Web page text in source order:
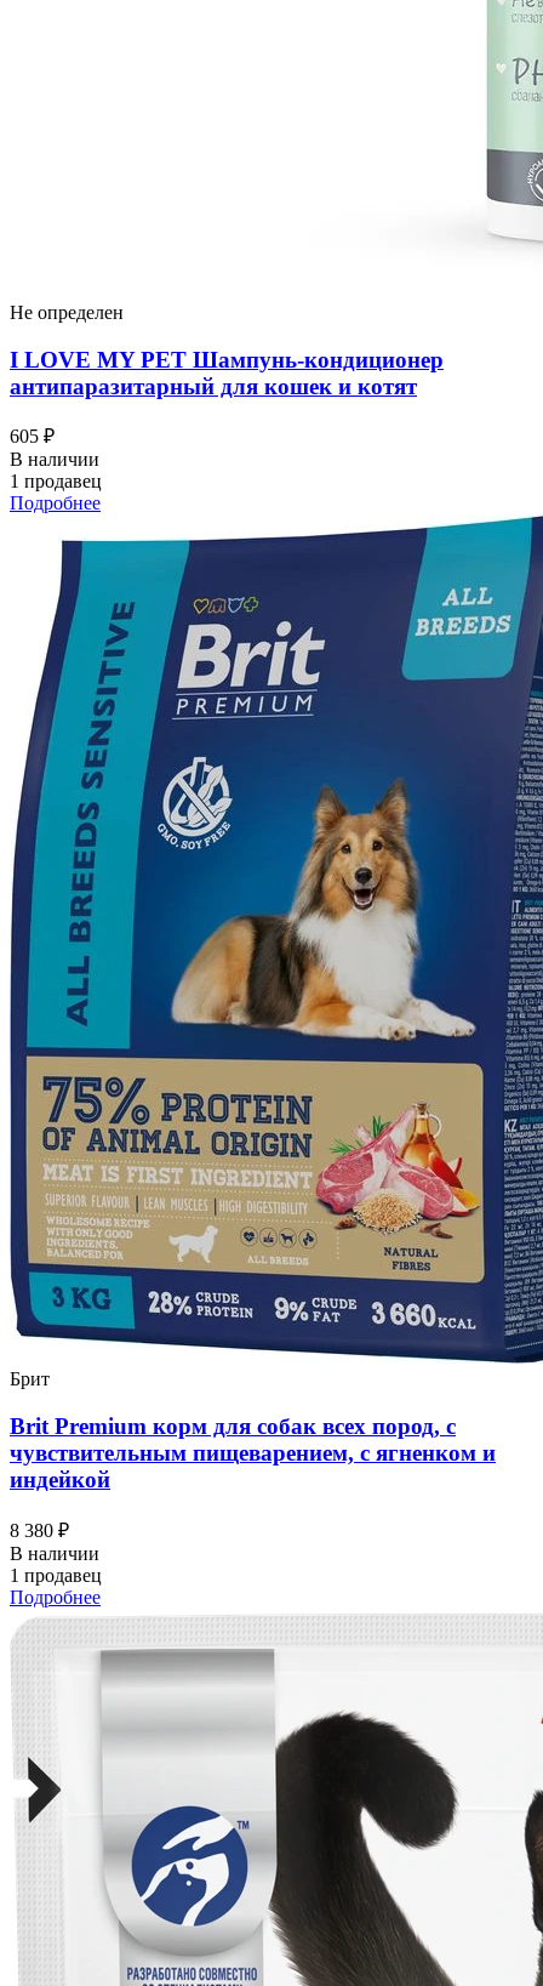
Не определен
I LOVЕ MY PET Шампунь-кондиционер
антипаразитарный для кошек и котят
605 ₽
В наличии
1 продавец
Подробнее
Брит
Brit Premium корм для собак всех пород, с
чувствительным пищеварением, с ягненком и
индейкой
8 380 ₽
В наличии
1 продавец
Подробнее